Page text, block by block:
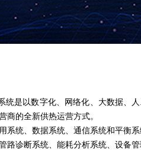
统是以数字化、网络化、大数据、
商的全新供热运营方式。
系统、数据系统、通信系统和平衡
路诊断系统、能耗分析系统、设备